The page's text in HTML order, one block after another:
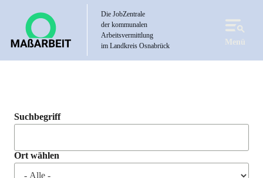
Die JobZentrale
der kommunalen
Arbeitsvermittlung
im Landkreis Osnabrück
Menü
Suchbegriff
Ort wählen